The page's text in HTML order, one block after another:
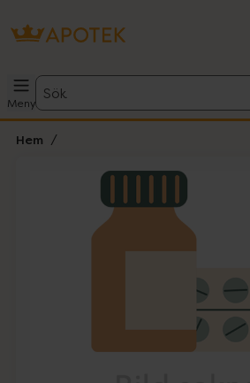
Meny
Sök
Hem
Lista: . Innehåller 1 objekt.